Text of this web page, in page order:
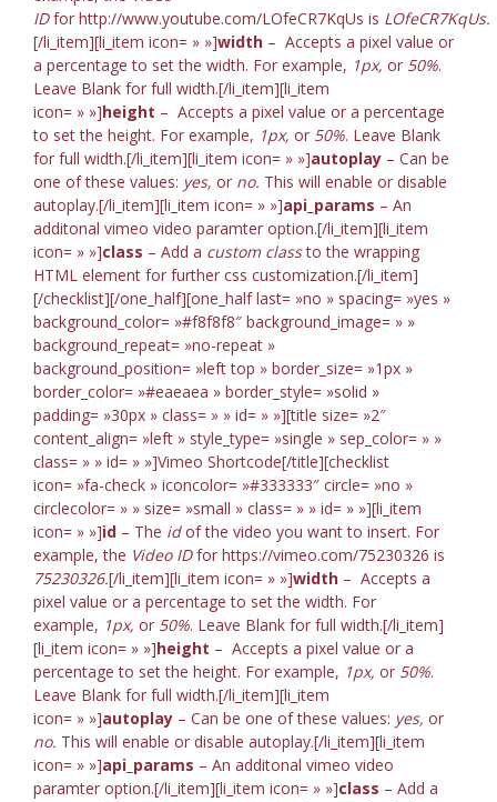
IDfor http://www.youtube.com/LOfeCR7KqUs is LOfeCR7KqUs.
[/li_item][li_item icon= » »]width – Accepts a pixel value or
a percentage to set the width. For example, 1px, or 50%.
Leave Blank for full width.[/li_item][li_item
icon= » »]height – Accepts a pixel value or a percentage
to set the height. For example, 1px, or 50%. Leave Blank
for full width.[/li_item][li_item icon= » »]autoplay – Can be
one of these values: yes, or no. This will enable or disable
autoplay.[/li_item][li_item icon= » »]api_params – An
additonal vimeo video paramter option.[/li_item][li_item
icon= » »]class – Add a custom classto the wrapping
HTML element for further css customization.[/li_item]
[/checklist][/one_half][one_half last= »no » spacing= »yes »
background_color= »#f8f8f8″ background_image= » »
background_repeat= »no-repeat »
background_position= »left top » border_size= »1px »
border_color= »#eaeaea » border_style= »solid »
padding= »30px » class= » » id= » »][title size= »2″
content_align= »left » style_type= »single » sep_color= » »
class= » » id= » »]Vimeo Shortcode[/title][checklist
icon= »fa-check » iconcolor= »#333333″ circle= »no »
circlecolor= » » size= »small » class= » » id= » »][li_item
icon= » »]id – The idof the video you want to insert. For
example, the Video IDfor https://vimeo.com/75230326 is
75230326.[/li_item][li_item icon= » »]width – Accepts a
pixel value or a percentage to set the width. For
example, 1px, or 50%. Leave Blank for full width.[/li_item]
[li_item icon= » »]height – Accepts a pixel value or a
percentage to set the height. For example, 1px, or 50%.
Leave Blank for full width.[/li_item][li_item
icon= » »]autoplay – Can be one of these values: yes, or
no. This will enable or disable autoplay.[/li_item][li_item
icon= » »]api_params – An additonal vimeo video
paramter option.[/li_item][li_item icon= » »]class – Add a